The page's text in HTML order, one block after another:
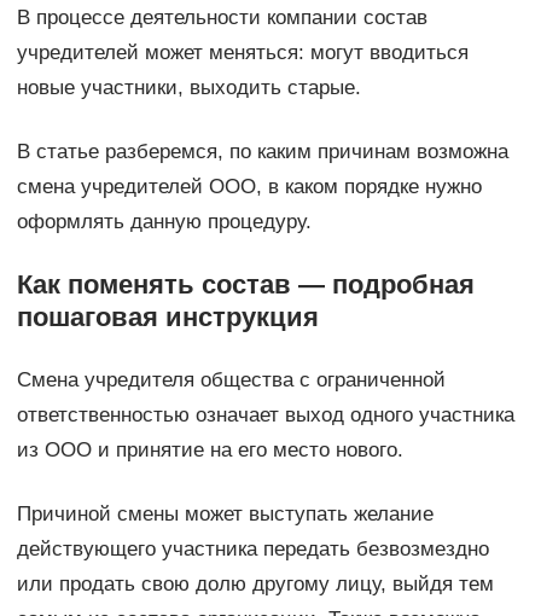
В процессе деятельности компании состав
учредителей может меняться: могут вводиться
новые участники, выходить старые.
В статье разберемся, по каким причинам возможна
смена учредителей ООО, в каком порядке нужно
оформлять данную процедуру.
Как поменять состав — подробная
пошаговая инструкция
Смена учредителя общества с ограниченной
ответственностью означает выход одного участника
из ООО и принятие на его место нового.
Причиной смены может выступать желание
действующего участника передать безвозмездно
или продать свою долю другому лицу, выйдя тем